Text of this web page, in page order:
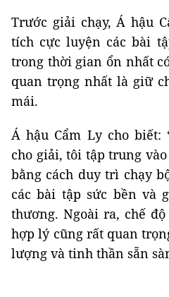
Trước giải chạy, Á hậu
tích cực luyện các bài
trong thời gian ổn nhất
quan trọng nhất là giữ
mái.
Á hậu Cẩm Ly cho
cho giải, tôi tập trung
bằng cách duy trì chạy
các bài tập sức bền và
thương. Ngoài ra, chế
hợp lý cũng rất quan
lượng và tinh thần sẵn